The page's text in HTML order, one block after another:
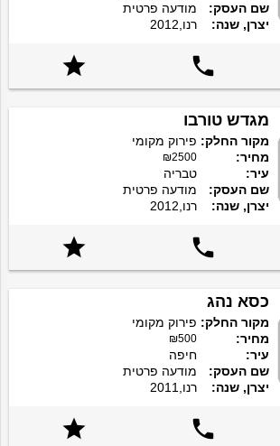
שם העסק:
מודעה פרטית
יצרן, שנה:
רנו,2012


מגדש טורבו
מקור החלק: פירוק מקומי
מחיר:
₪2500
עיר:
טבריה
שם העסק:
מודעה פרטית
יצרן, שנה:
רנו,2012


כסא נהג
מקור החלק: פירוק מקומי
מחיר:
₪500
עיר:
חיפה
שם העסק:
מודעה פרטית
יצרן, שנה:
רנו,2011

